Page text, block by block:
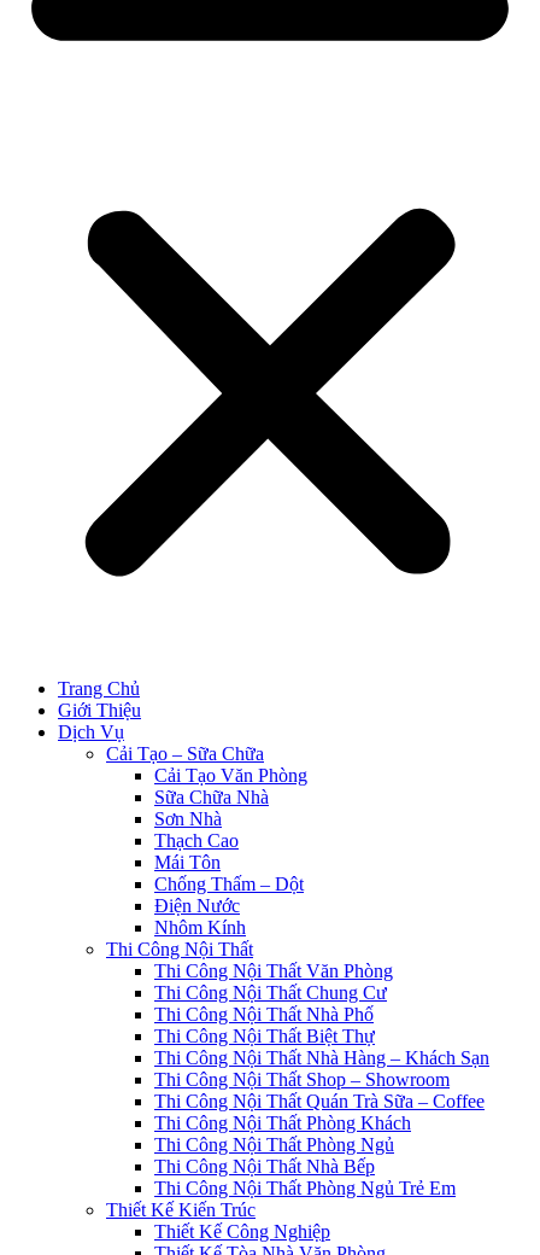
Trang Chủ
Giới Thiệu
Dịch Vụ
Cải Tạo – Sữa Chữa
Cải Tạo Văn Phòng
Sữa Chữa Nhà
Sơn Nhà
Thạch Cao
Mái Tôn
Chống Thấm – Dột
Điện Nước
Nhôm Kính
Thi Công Nội Thất
Thi Công Nội Thất Văn Phòng
Thi Công Nội Thất Chung Cư
Thi Công Nội Thất Nhà Phố
Thi Công Nội Thất Biệt Thự
Thi Công Nội Thất Nhà Hàng – Khách Sạn
Thi Công Nội Thất Shop – Showroom
Thi Công Nội Thất Quán Trà Sữa – Coffee
Thi Công Nội Thất Phòng Khách
Thi Công Nội Thất Phòng Ngủ
Thi Công Nội Thất Nhà Bếp
Thi Công Nội Thất Phòng Ngủ Trẻ Em
Thiết Kế Kiến Trúc
Thiết Kế Công Nghiệp